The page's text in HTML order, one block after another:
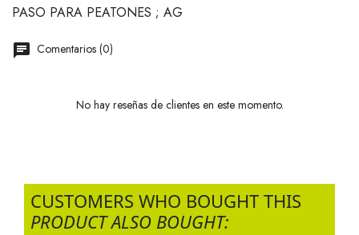
PASO PARA PEATONES ; AG
Comentarios (0)
No hay reseñas de clientes en este momento.
CUSTOMERS WHO BOUGHT THIS
PRODUCT ALSO BOUGHT: